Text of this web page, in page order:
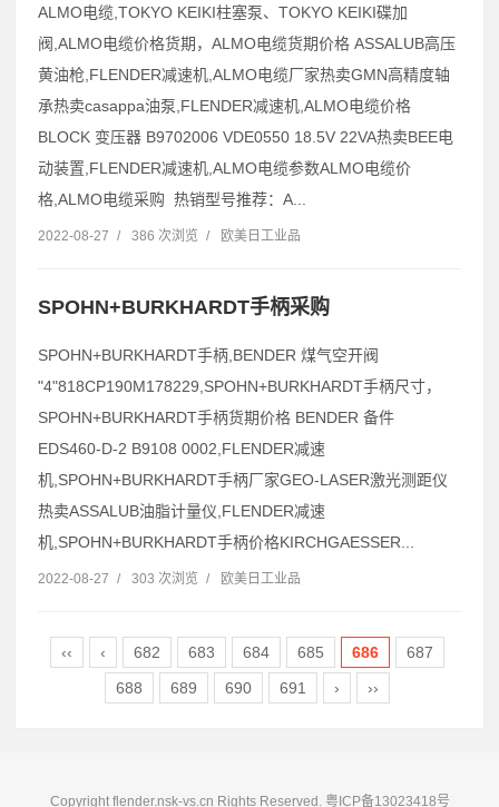
ALMO电缆,TOKYO KEIKI柱塞泵、TOKYO KEIKI碟加
阀,ALMO电缆价格货期，ALMO电缆货期价格 ASSALUB高压
黄油枪,FLENDER减速机,ALMO电缆厂家热卖GMN高精度轴
承热卖casappa油泵,FLENDER减速机,ALMO电缆价格
BLOCK 变压器 B9702006 VDE0550 18.5V 22VA热卖BEE电
动装置,FLENDER减速机,ALMO电缆参数ALMO电缆价
格,ALMO电缆采购 热销型号推荐：A...
2022-08-27 / 386 次浏览 / 欧美日工业品
SPOHN+BURKHARDT手柄采购
SPOHN+BURKHARDT手柄,BENDER 煤气空开阀
"4"818CP190M178229,SPOHN+BURKHARDT手柄尺寸，
SPOHN+BURKHARDT手柄货期价格 BENDER 备件
EDS460-D-2 B9108 0002,FLENDER减速
机,SPOHN+BURKHARDT手柄厂家GEO-LASER激光测距仪
热卖ASSALUB油脂计量仪,FLENDER减速
机,SPOHN+BURKHARDT手柄价格KIRCHGAESSER...
2022-08-27 / 303 次浏览 / 欧美日工业品
‹‹ ‹ 682 683 684 685 686
687
688
689 690 691 › ››
Copyright flender.nsk-vs.cn Rights Reserved. 粤ICP备13023418号